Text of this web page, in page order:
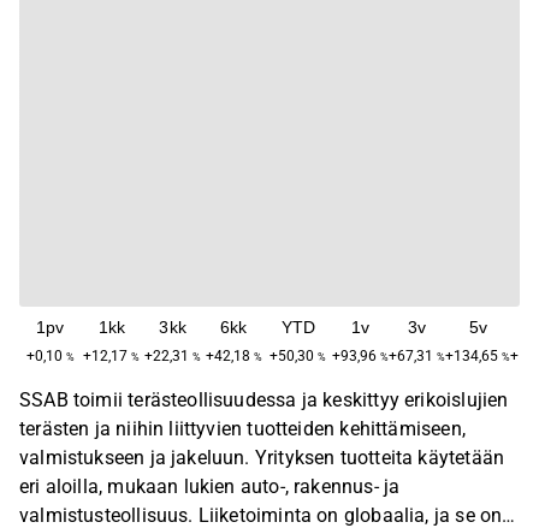
1pv
+0,10 %
1kk
+12,17 %
3kk
+22,31 %
6kk
+42,18 %
YTD
+50,30 %
1v
+93,96 %
3v
+67,31 %
5v
+134,65 %+1
SSAB toimii terästeollisuudessa ja keskittyy erikoislujien
terästen ja niihin liittyvien tuotteiden kehittämiseen,
valmistukseen ja jakeluun. Yrityksen tuotteita käytetään
eri aloilla, mukaan lukien auto-, rakennus- ja
valmistusteollisuus. Liiketoiminta on globaalia, ja se on